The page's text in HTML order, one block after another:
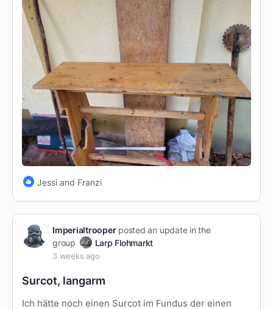
Jessi and Franzi
Imperialtrooperposted an update in the
group
Larp Flohmarkt
3 weeks ago
Surcot, langarm
Ich hätte noch einen Surcot im Fundus der einen